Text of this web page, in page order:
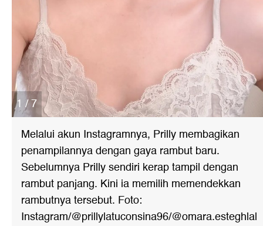
1 / 7
Melalui akun Instagramnya, Prilly membagikan
penampilannya dengan gaya rambut baru.
Sebelumnya Prilly sendiri kerap tampil dengan
rambut panjang. Kini ia memilih memendekkan
rambutnya tersebut. Foto:
Instagram/@prillylatuconsina96/@omara.esteghlal